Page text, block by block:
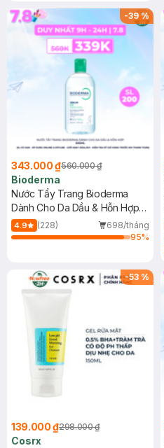
-39%
343.000 ₫560.000 ₫
Bioderma
Nước Tẩy Trang Bioderma
Dành Cho Da Dầu & Hỗn Hợp
500ml
4.9 (228)
698/tháng
95%
-53 %
139.000 ₫298.000 ₫
Cosrx